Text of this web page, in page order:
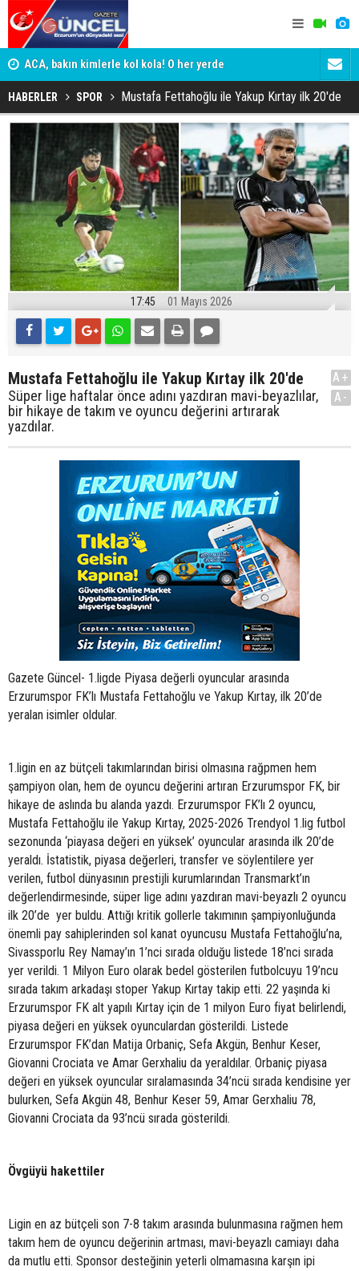
ACA, bakın kimlerle kol kola! O her yerde ADALET
KİM
HABERLER SPOR Mustafa Fettahoğlu ile Yakup Kırtay ilk 20'de
17:45 01 Mayıs 2026
Mustafa Fettahoğlu ile Yakup Kırtay ilk 20'de
Süper lige haftalar önce adını yazdıran mavi-beyazlılar,
bir hikaye de takım ve oyuncu değerini artırarak
yazdılar.
A+
A-
Gazete Güncel- 1.ligde Piyasa değerli oyuncular arasında
Erzurumspor FK’lı Mustafa Fettahoğlu ve Yakup Kırtay, ilk 20’de
yeralan isimler oldular.
1.ligin en az bütçeli takımlarından birisi olmasına rağpmen hem
şampiyon olan, hem de oyuncu değerini artıran Erzurumspor FK, bir
hikaye de aslında bu alanda yazdı. Erzurumspor FK’lı 2 oyuncu,
Mustafa Fettahoğlu ile Yakup Kırtay, 2025-2026 Trendyol 1.lig futbol
sezonunda ‘piayasa değeri en yüksek’ oyuncular arasında ilk 20’de
yeraldı. İstatistik, piyasa değerleri, transfer ve söylentilere yer
verilen, futbol dünyasının prestijli kurumlarından Transmarkt’ın
değerlendirmesinde, süper lige adını yazdıran mavi-beyazlı 2 oyuncu
ilk 20’de yer buldu. Attığı kritik gollerle takımının şampiyonluğunda
önemli pay sahiplerinden sol kanat oyuncusu Mustafa Fettahoğlu’na,
Sivassporlu Rey Namay’ın 1’nci sırada olduğu listede 18’nci sırada
yer verildi. 1 Milyon Euro olarak bedel gösterilen futbolcuyu 19’ncu
sırada takım arkadaşı stoper Yakup Kırtay takip etti. 22 yaşında ki
Erzurumspor FK alt yapılı Kırtay için de 1 milyon Euro fiyat belirlendi,
piyasa değeri en yüksek oyunculardan gösterildi. Listede
Erzurumspor FK’dan Matija Orbaniç, Sefa Akgün, Benhur Keser,
Giovanni Crociata ve Amar Gerxhaliu da yeraldılar. Orbaniç piyasa
değeri en yüksek oyuncular sıralamasında 34’ncü sırada kendisine yer
bulurken, Sefa Akgün 48, Benhur Keser 59, Amar Gerxhaliu 78,
Giovanni Crociata da 93’ncü sırada gösterildi.
Övgüyü hakettiler
Ligin en az bütçeli son 7-8 takım arasında bulunmasına rağmen hem
takım hem de oyuncu değerinin artması, mavi-beyazlı camiayı daha
da mutlu etti. Sponsor desteğinin yeterli olmamasına karşın ipi